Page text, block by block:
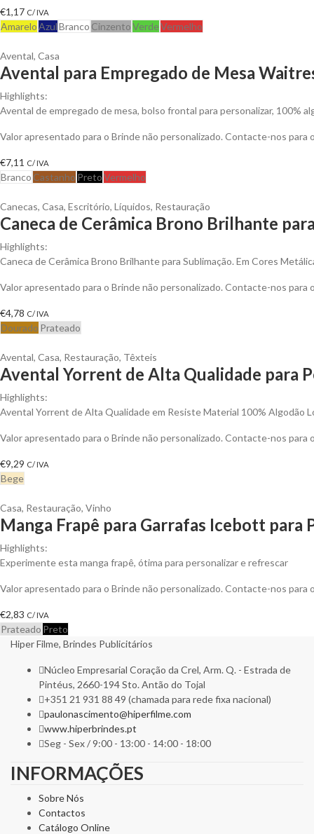
€1,17 C/ IVA
AmareloAzulBranco CinzentoVerdeVermelho
Avental, Casa
Avental para Empregado de Mesa
Highlights:
Avental de empregado de mesa, bolso frontal para personalizar, 100%
Valor apresentado para o Brinde não personalizado. Contacte-nos
€7,11 C/ IVA
Branco Castanho PretoVermelho
Canecas, Casa, Escritório, Líquidos, Restauração
Caneca de Cerâmica Brono Brilhante
Highlights:
Caneca de Cerâmica Brono Brilhante para Sublimação. Em Cores
Valor apresentado para o Brinde não personalizado. Contacte-nos
€4,78 C/ IVA
Dourado Prateado
Avental, Casa, Restauração, Têxteis
Avental Yorrent de Alta Qualidade para
Highlights:
Avental Yorrent de Alta Qualidade em Resiste Material 100% Algodão
Valor apresentado para o Brinde não personalizado. Contacte-nos
€9,29 C/ IVA
Bege
Casa, Restauração, Vinho
Manga Frapê para Garrafas Icebott para
Highlights:
Experimente esta manga frapê, ótima para personalizar e refrescar
Valor apresentado para o Brinde não personalizado. Contacte-nos
€2,83 C/ IVA
Prateado Preto
Hiper Filme, Brindes Publicitários
Núcleo Empresarial Coração da Crel, Arm. Q. - Estrada de
Pintéus, 2660-194 Sto. Antão do Tojal
+351 21 931 88 49 (chamada para rede fixa nacional)
paulonascimento@hiperfilme.com
www.hiperbrindes.pt
Seg - Sex / 9:00 - 13:00 - 14:00 - 18:00
INFORMAÇÕES
Sobre Nós
Contactos
Catálogo Online